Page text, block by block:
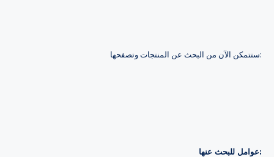
ستتمكن الآن من البحث عن المنتجات وتصفحها:
عوامل للبحث عنها: